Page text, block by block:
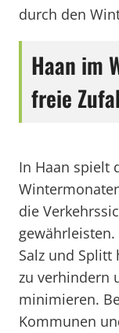
durch den
Haan im
freie
In Haan spielt
die
Salz und
zu verhindern
minimieren.
Kommunen